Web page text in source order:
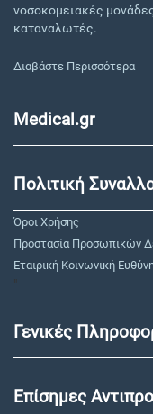
νοσοκομειακές
καταναλωτές.
Διαβάστε Περισσότερα
Medical.gr
Πολιτική
Όροι Χρήσης
Προστασία Προσωπικών
Εταιρική Κοινωνική
"
Γενικές
Επίσημες